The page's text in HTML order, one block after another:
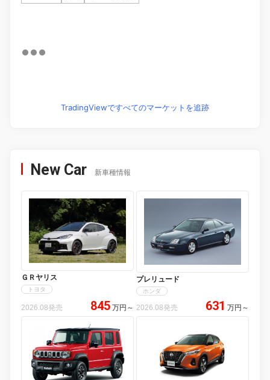
TradingViewですべてのマーケットを追跡
New Car 新車種情報
ＧＲヤリス
トヨタ
2026.08発売 845 万円 ～
プレリュード
ホンダ
2026.08発売 631 万円 ～